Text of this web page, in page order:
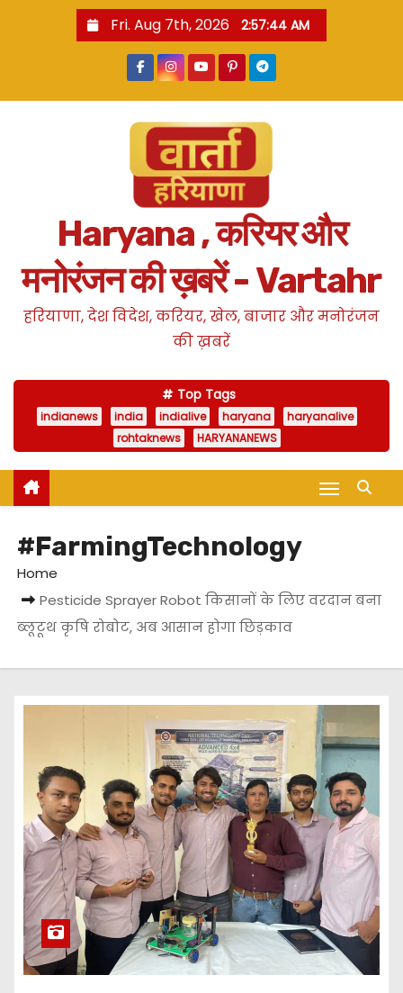
Fri. Aug 7th, 2026 2:57:44 AM
Haryana , करियर और
मनोरंजन की ख़बरें - Vartahr
हरियाणा, देश विदेश, करियर, खेल, बाजार और मनोरंजन
की ख़बरें
Top Tags
indianews india indialive haryana
haryanalive
rohtaknews
HARYANANEWS
#FarmingTechnology
Home
Pesticide Sprayer Robot किसानों के लिए वरदान बना
ब्लूटूथ कृषि रोबोट, अब आसान होगा छिड़काव